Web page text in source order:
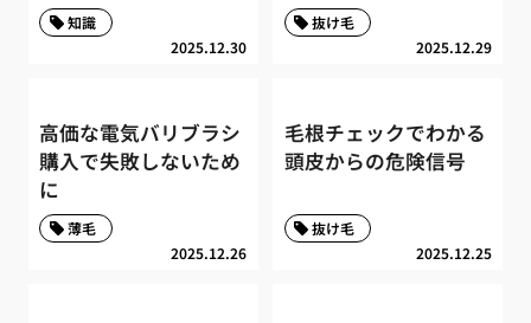
2025.12.30
知識
2025.12.29
抜け毛
高価な電気バリブラシ
購入で失敗しないため
に
2025.12.26
薄毛
毛根チェックでわかる
頭皮からの危険信号
2025.12.25
抜け毛